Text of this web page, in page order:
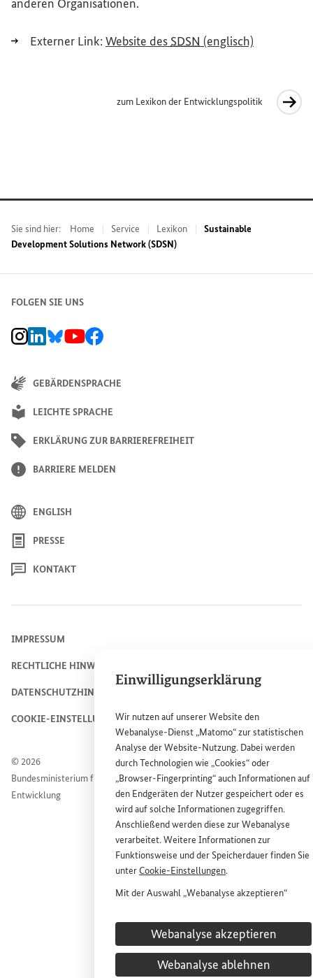
Einwilligungserklärung
Wir nutzen auf unsererWebsite den
Webanalyse-Dienst „Matomo“ zur statistischen
Analyse derWebsite-Nutzung. Dabei werden
durch Technologien wie „Cookies“ oder
„Browser-Fingerprinting“ auch Informationen auf
den Endgeräten der Nutzer gespeichert oder es
wird auf solche Informationen zugegriffen.
Anschließend werden diese zur Webanalyse
verarbeitet. Weitere Informationen zur
Funktionsweise und der Speicherdauer finden Sie
unterCookie-Einstellungen.
Mit der Auswahl „Webanalyse akzeptieren“
Dienstes „Matomo“ auf derWebsitedes
Bundesministeriums für wirtschaftliche
Entwicklung und Zusammenarbeit (BMZ) zu.
Diese Einwilligung ist freiwillig, für die Nutzung
Webanalyse akzeptieren
Webanalyse ablehnen
anderen Organisationen.
Externer Link:Website des SDSN (englisch)
zum Lexikon der Entwicklungspolitik
Interner Link
Sie sind hier: Home Service Lexikon
Sustainable
Development Solutions Network (SDSN)
FOLGEN SIE UNS
BMZ Instagram-Kanal, Externer Link
BMZ LinkedIn Unternehmensseite, Externer Link
BMZ Bluesky-Seite, Externer Link
BMZ Youtube-Kanal, Externer Link
BMZ Facebook-Seite, Externer Link
GEBÄRDENSPRACHE
LEICHTE SPRACHE
ERKLÄRUNG ZUR BARRIEREFREIHEIT
BARRIERE MELDEN
ENGLISH
PRESSE
KONTAKT
© 2026
Bundesministerium für wirtschaftliche Zusammenarbeit und
Entwicklung
IMPRESSUM
RECHTLICHE HINWEISE
DATENSCHUTZHINWEIS
COOKIE-EINSTELLUNGEN